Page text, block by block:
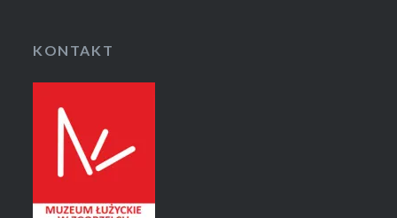
KONTAKT